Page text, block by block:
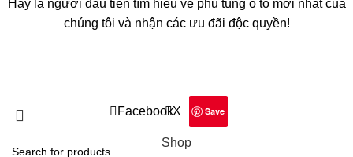
Hãy là người đầu tiên tìm hiểu về phụ tùng ô tô mới nhất của
chúng tôi và nhận các ưu đãi độc quyền!
FacebookX Save
Shop